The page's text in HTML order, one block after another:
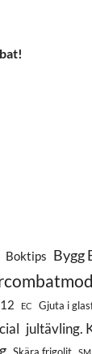
Boktips Bygg
EC Gjuta i
jultävling.